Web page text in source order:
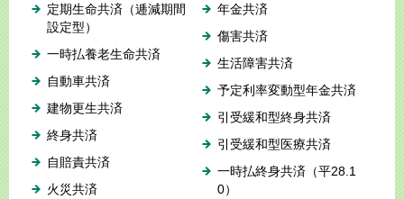
定期生命共済（逓減期間
設定型）
一時払養老生命共済
自動車共済
建物更生共済
終身共済
自賠責共済
火災共済
年金共済
傷害共済
生活障害共済
予定利率変動型年金共済
引受緩和型終身共済
引受緩和型医療共済
一時払終身共済（平28.1
0）